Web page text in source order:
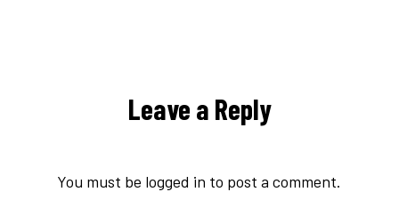
Leave a Reply
You must be logged in to post a comment.